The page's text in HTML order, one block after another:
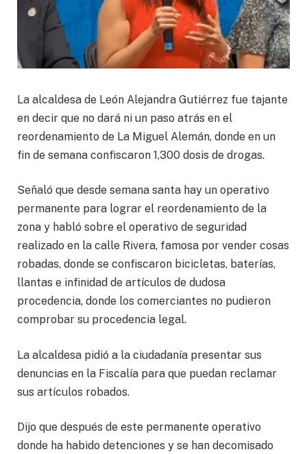
La alcaldesa de León Alejandra Gutiérrez fue tajante
en decir que no dará ni un paso atrás en el
reordenamiento de La Miguel Alemán, donde en un
fin de semana confiscaron 1,300 dosis de drogas.
Señaló que desde semana santa hay un operativo
permanente para lograr el reordenamiento de la
zona y habló sobre el operativo de seguridad
realizado en la calle Rivera, famosa por vender cosas
robadas, donde se confiscaron bicicletas, baterías,
llantas e infinidad de artículos de dudosa
procedencia, donde los comerciantes no pudieron
comprobar su procedencia legal.
La alcaldesa pidió a la ciudadanía presentar sus
denuncias en la Fiscalía para que puedan reclamar
sus artículos robados.
Dijo que después de este permanente operativo
donde ha habido detenciones y se han decomisado